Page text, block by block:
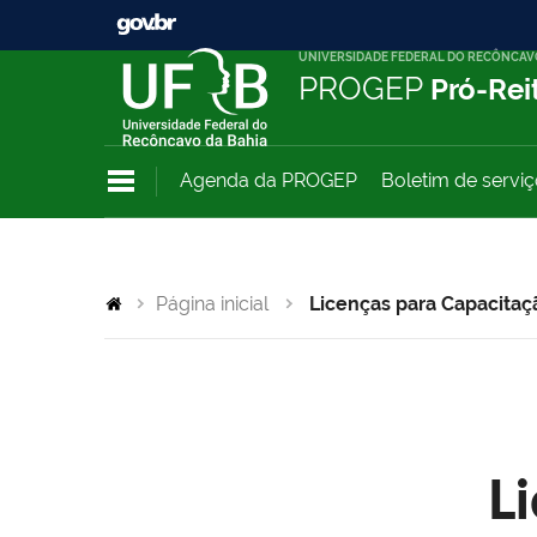
UNIVERSIDADE FEDERAL DO
PROGEP Pró-
Agenda da PROGEP Boletim de
Página inicial Licenças para